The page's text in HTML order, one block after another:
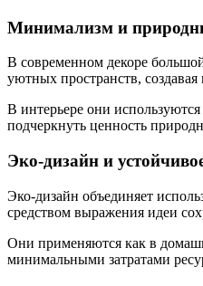
Минимализм и
В современном декоре
уютных пространств,
В интерьере они
подчеркнуть ценность
Эко-дизайн и
Эко-дизайн объединяет
средством выражения идеи
Они применяются как в
минимальными затратами